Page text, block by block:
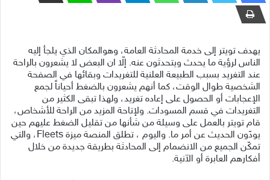
يهدف تويتر إلى خدمة المحادثة العامة، وهوالمكان الذي يلجأ إليه
الناس لرؤية ما يحدث ويتحدثون عنه. إلّا ان البعض لا يشعرون بالراحة
عند التغريد بسبب الطبيعة العلنية للتغريدات وبقائها في الصفحة
الشخصية طوال الوقت، كما أنهم يشعرون بالضغط أحياناً لجمع
الإعجابات أو الحصول على إعاده تغريد، ولهذا تبقى الكثير من
التغريدات في قسم المسودات. ولإتاحة المزيد من الراحة للأشخاص،
قام تويتر بالعمل على وسيلة من شأنها من تقليل الضغط عليهم حين
يودّون الحديث عن أمر ما. واليوم ، تطلق المنصة ميزة Fleets، والتي
تمكّن الجميع من الانضمام إلى المحادثة بطريقة جديدة من خلال
أفكارهم العابرة أو الآنية.